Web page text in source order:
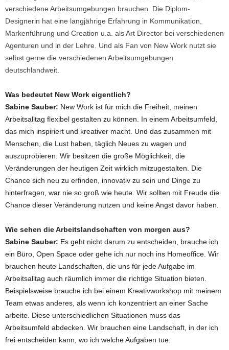
verschiedene Arbeitsumgebungen brauchen. Die Diplom-
Designerin hat eine langjährige Erfahrung in Kommunikation,
Markenführung und Creation u.a. als Art Director bei verschiedenen
Agenturen und in der Lehre. Und als Fan von New Work nutzt sie
selbst gerne die verschiedenen Arbeitsumgebungen
deutschlandweit.
Was bedeutet New Work eigentlich?
Sabine Sauber: New Work ist für mich die Freiheit, meinen
Arbeitsalltag flexibel gestalten zu können. In einem Arbeitsumfeld,
das mich inspiriert und kreativer macht. Und das zusammen mit
Menschen, die Lust haben, täglich Neues zu wagen und
auszuprobieren. Wir besitzen die große Möglichkeit, die
Veränderungen der heutigen Zeit wirklich mitzugestalten. Die
Chance sich neu zu erfinden, innovativ zu sein und Dinge zu
hinterfragen, war nie so groß wie heute. Wir sollten mit Freude die
Chance dieser Veränderung nutzen und keine Angst davor haben.
Wie sehen die Arbeitslandschaften von morgen aus?
Sabine Sauber: Es geht nicht darum zu entscheiden, brauche ich
ein Büro, Open Space oder gehe ich nur noch ins Homeoffice. Wir
brauchen heute Landschaften, die uns für jede Aufgabe im
Arbeitsalltag auch räumlich immer die richtige Situation bieten.
Beispielsweise brauche ich bei einem Kreativworkshop mit meinem
Team etwas anderes, als wenn ich konzentriert an einer Sache
arbeite. Diese unterschiedlichen Situationen muss das
Arbeitsumfeld abdecken. Wir brauchen eine Landschaft, in der ich
frei entscheiden kann, wo ich welche Aufgaben tue.